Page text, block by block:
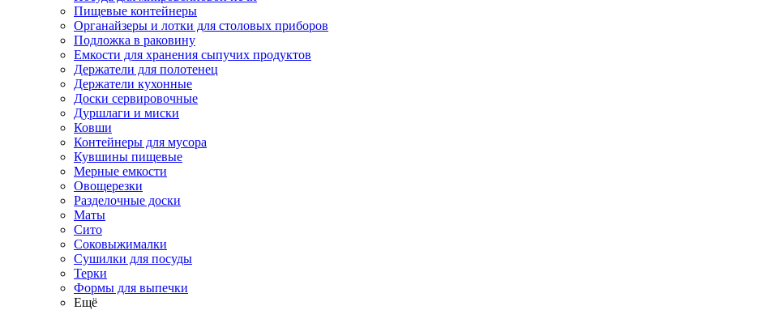
Пищевые контейнеры
Органайзеры и лотки для столовых приборов
Подложка в раковину
Емкости для хранения сыпучих продуктов
Держатели для полотенец
Держатели кухонные
Доски сервировочные
Дуршлаги и миски
Ковши
Контейнеры для мусора
Кувшины пищевые
Мерные емкости
Овощерезки
Разделочные доски
Маты
Сито
Соковыжималки
Сушилки для посуды
Терки
Формы для выпечки
Ещё